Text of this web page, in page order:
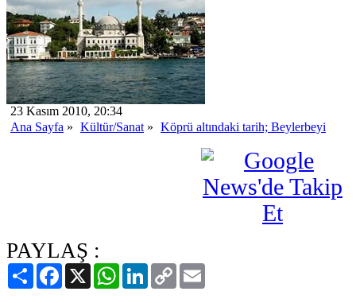
23 Kasım 2010, 20:34
Ana Sayfa » Kültür/Sanat » Köprü altındaki tarih; Beylerbeyi
PAYLAŞ :
PaylaşFacebook
X WhatsAppLinkedIn
Copy
Link